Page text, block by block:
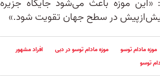
موزه باعث می‌شود جایگاه جزیره
بیش‌ازپیش در سطح جهان تقویت شود.»
موزه مادام توسو موزه مادام توسو در دبی
افراد مشهور
توسو